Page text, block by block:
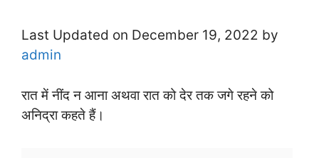
Last Updated on December 19, 2022 by
admin
रात में नींद न आना अथवा रात को देर तक जगे रहने को
अनिद्रा कहते हैं।